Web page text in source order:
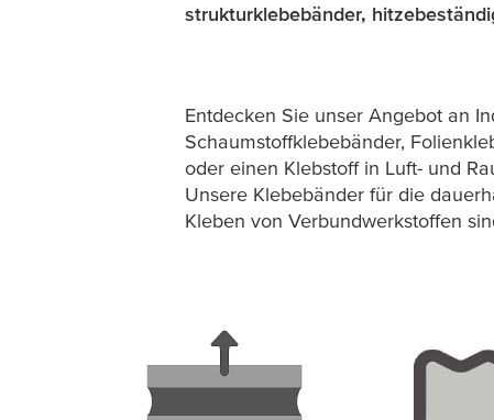
strukturklebebänder,
Entdecken Sie unser Angebot an
Schaumstoffklebebänder,
oder einen Klebstoff in Luft- und
Unsere Klebebänder für die
Kleben von Verbundwerkstoffen